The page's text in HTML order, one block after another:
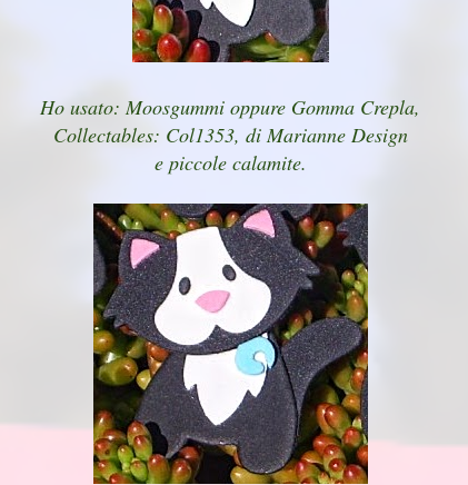
Ho usato: Moosgummi oppure Gomma Crepla,
Collectables: Col1353, di Marianne Design
e piccole calamite.